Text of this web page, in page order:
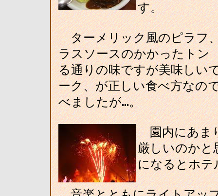
す。
ターメリック風のピラフ
ラスソースのかかったトン
る通りの味ですが美味しい
ーク、が正しい食べ方なの
べましたが…。
園内にあま
厳しいのかと
になるとホテ